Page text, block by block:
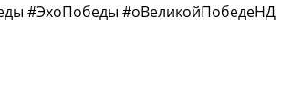
#ЭхоПобеды #оВеликойПобедеНД